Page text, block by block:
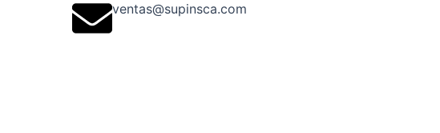
ventas@supinsca.com